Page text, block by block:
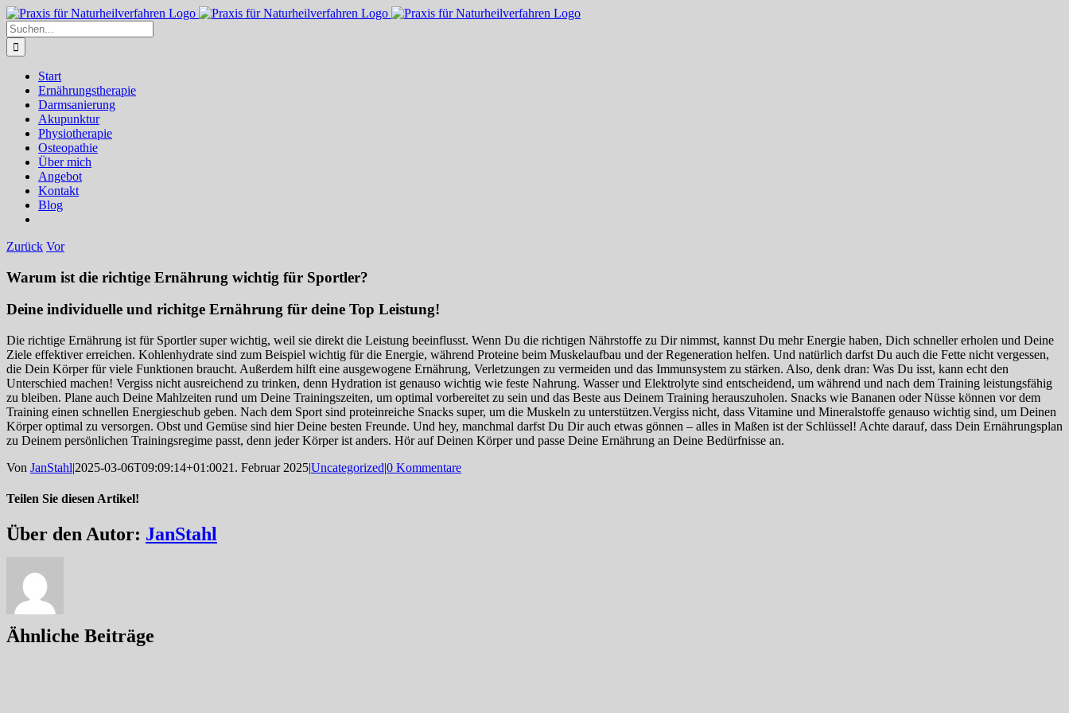
Zum
Inhalt
springen
Suche
nach:
Start
Ernährungstherapie
Darmsanierung
Akupunktur
Physiotherapie
Osteopathie
Über mich
Angebot
Kontakt
Blog
Zurück Vor
Warum ist die richtige Ernährung wichtig für Sportler?
Deine individuelle und richitge Ernährung für deine Top Leistung!
Die richtige Ernährung ist für Sportler super wichtig, weil sie direkt die Leistung beeinflusst. Wenn Du die richtigen Nährstoffe zu Dir nimmst, kannst Du mehr Energie haben, Dich schneller erholen und Deine
Ziele effektiver erreichen. Kohlenhydrate sind zum Beispiel wichtig für die Energie, während Proteine beim Muskelaufbau und der Regeneration helfen. Und natürlich darfst Du auch die Fette nicht vergessen,
die Dein Körper für viele Funktionen braucht. Außerdem hilft eine ausgewogene Ernährung, Verletzungen zu vermeiden und das Immunsystem zu stärken. Also, denk dran: Was Du isst, kann echt den
Unterschied machen! Vergiss nicht ausreichend zu trinken, denn Hydration ist genauso wichtig wie feste Nahrung. Wasser und Elektrolyte sind entscheidend, um während und nach dem Training leistungsfähig
zu bleiben. Plane auch Deine Mahlzeiten rund um Deine Trainingszeiten, um optimal vorbereitet zu sein und das Beste aus Deinem Training herauszuholen. Snacks wie Bananen oder Nüsse können vor dem
Training einen schnellen Energieschub geben. Nach dem Sport sind proteinreiche Snacks super, um die Muskeln zu unterstützen.Vergiss nicht, dass Vitamine und Mineralstoffe genauso wichtig sind, um Deinen
Körper optimal zu versorgen. Obst und Gemüse sind hier Deine besten Freunde. Und hey, manchmal darfst Du Dir auch etwas gönnen – alles in Maßen ist der Schlüssel! Achte darauf, dass Dein Ernährungsplan
zu Deinem persönlichen Trainingsregime passt, denn jeder Körper ist anders. Hör auf Deinen Körper und passe Deine Ernährung an Deine Bedürfnisse an.
Von JanStahl|2025-03-06T09:09:14+01:0021. Februar 2025|Uncategorized|0 Kommentare
Teilen Sie diesen Artikel!
Facebook
Twitter
Reddit
LinkedIn
WhatsApp
Tumblr
Pinterest
Vk
Xing
E-
Mail
Über den Autor: JanStahl
Ähnliche Beiträge